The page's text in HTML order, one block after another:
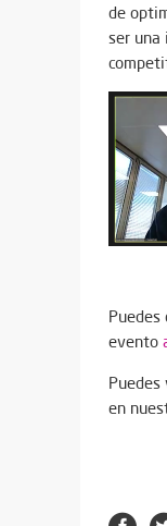
de
ser
Puedes
evento
en